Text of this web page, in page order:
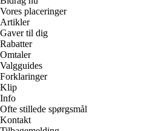
Vores placeringer
Artikler
Gaver til dig
Rabatter
Omtaler
Valgguides
Forklaringer
Klip
Info
Ofte stillede spørgsmål
Kontakt